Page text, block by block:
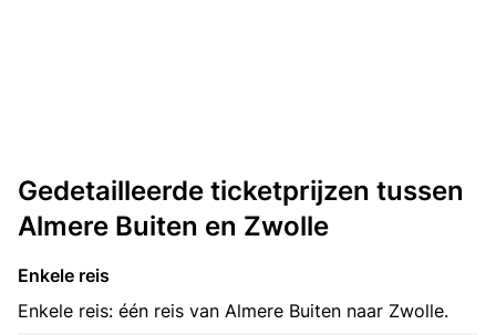
Gedetailleerde ticketprijzen tussen
Almere Buiten en Zwolle
Enkele reis
Enkele reis: één reis van Almere Buiten naar Zwolle.